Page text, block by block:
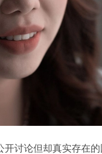
讨论但却真实存在